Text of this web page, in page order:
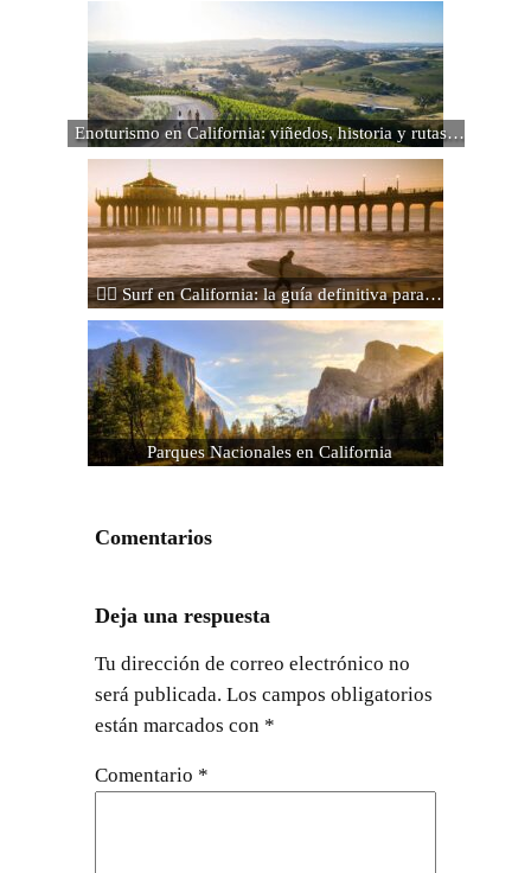
Enoturismo en California: viñedos, historia y rutas…
🏄‍♂️ Surf en California: la guía definitiva para…
Parques Nacionales en California
Comentarios
Deja una respuesta
Tu dirección de correo electrónico no
será publicada. Los campos obligatorios
están marcados con *
Comentario *